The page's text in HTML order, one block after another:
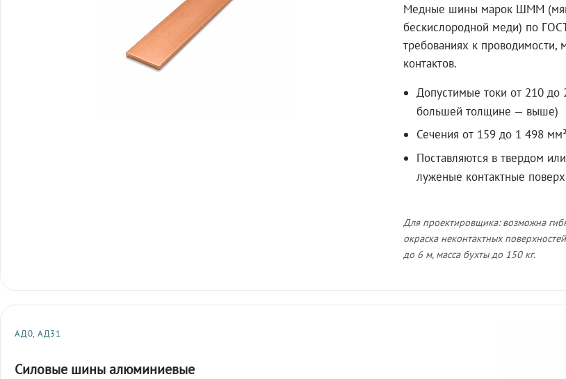
Медные шины марок ШММ
бескислородной меди) по
требованиях к проводимости,
контактов.
Допустимые токи от 210
большей толщине — выше)
Сечения от 159 до 1 498
Поставляются в твердом
луженые контактные
Для проектировщика: возможна
окраска неконтактных
до 6 м, масса бухты до 150 кг.
АД0, АД31
Силовые шины алюминиевые